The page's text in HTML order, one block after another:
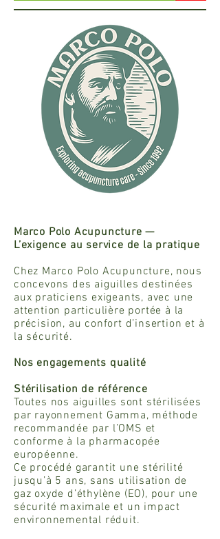
Marco Polo Acupuncture —
L’exigence au service de la pratique
Chez Marco Polo Acupuncture, nous
concevons des aiguilles destinées
aux praticiens exigeants, avec une
attention particulière portée à la
précision, au confort d’insertion et à
la sécurité.
Nos engagements qualité
Stérilisation de référence
Toutes nos aiguilles sont stérilisées
par rayonnement Gamma, méthode
recommandée par l’OMS et
conforme à la pharmacopée
européenne.
Ce procédé garantit une stérilité
jusqu’à 5 ans, sans utilisation de
gaz oxyde d’éthylène (EO), pour une
sécurité maximale et un impact
environnemental réduit.